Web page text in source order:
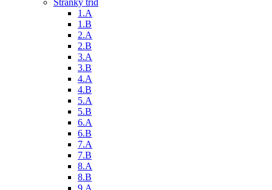
Stránky tříd
1.A
1.B
2.A
2.B
3.A
3.B
4.A
4.B
5.A
5.B
6.A
6.B
7.A
7.B
8.A
8.B
9.A